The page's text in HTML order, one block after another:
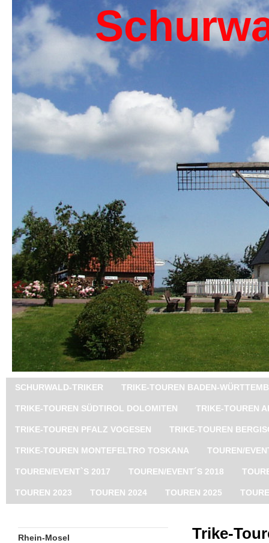
SCHURWALD-TRIKER TRIKE-TOUREN BADEN-
TRIKE-TOUREN SÜDTIROL DOLOMITEN TRIKE-TOUREN
TRIKE-TOUREN PFALZ VOGESEN TRIKE-TOUREN
TRIKE-TOUREN MONTEFELTRO TOSKANA TOUREN/
TOUREN/EVENT`S 2017 TOUREN/EVENT´S 2018
TOUREN 2023 TOUREN 2024 TOUREN 2025
Rhein-Mosel
Trike-